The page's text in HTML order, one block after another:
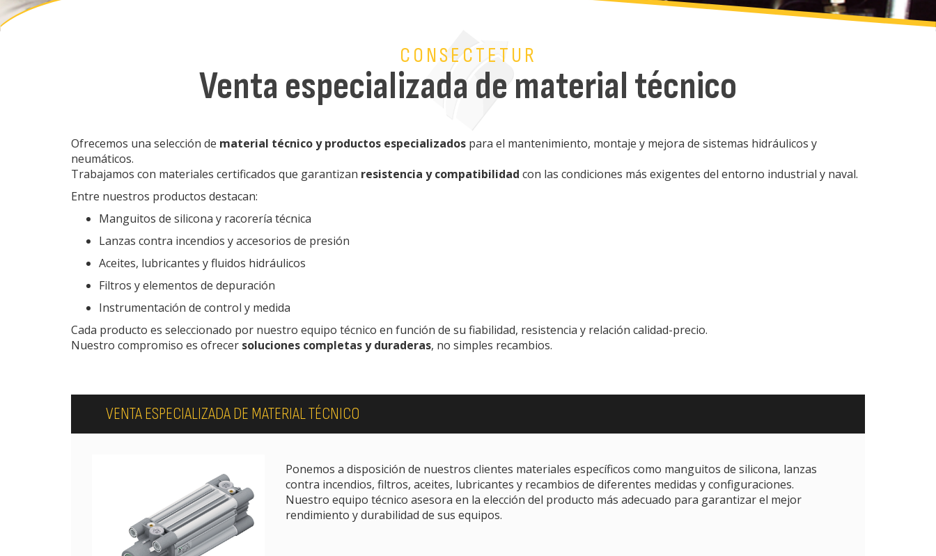
CONSECTETUR
Venta especializada de material técnico
Ofrecemos una selección de material técnico y productos especializados para el mantenimiento, montaje y mejora de sistemas hidráulicos y
neumáticos.
Trabajamos con materiales certificados que garantizan resistencia y compatibilidad con las condiciones más exigentes del entorno industrial y naval.
Entre nuestros productos destacan:
Manguitos de silicona y racorería técnica
Lanzas contra incendios y accesorios de presión
Aceites, lubricantes y fluidos hidráulicos
Filtros y elementos de depuración
Instrumentación de control y medida
Cada producto es seleccionado por nuestro equipo técnico en función de su fiabilidad, resistencia y relación calidad-precio.
Nuestro compromiso es ofrecer soluciones completas y duraderas, no simples recambios.
VENTA ESPECIALIZADA DE MATERIAL TÉCNICO
Ponemos a disposición de nuestros clientes materiales específicos como manguitos de silicona, lanzas
contra incendios, filtros, aceites, lubricantes y recambios de diferentes medidas y configuraciones.
Nuestro equipo técnico asesora en la elección del producto más adecuado para garantizar el mejor
rendimiento y durabilidad de sus equipos.